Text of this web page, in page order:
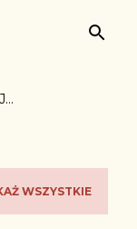
WSZYSTKIE